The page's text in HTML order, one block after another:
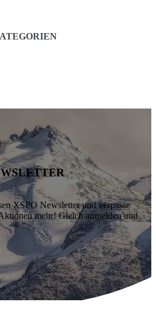
XSPO Newsletter und verpasse
mehr! Gleich anmelden und